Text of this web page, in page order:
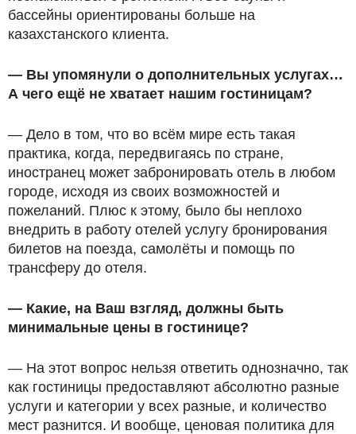
бассейны ориентированы больше на
казахстанского клиента.
— Вы упомянули о дополнительных услугах…
А чего ещё не хватает нашим гостиницам?
— Дело в том, что во всём мире есть такая
практика, когда, передвигаясь по стране,
иностранец может забронировать отель в любом
городе, исходя из своих возможностей и
пожеланий. Плюс к этому, было бы неплохо
внедрить в работу отелей услугу бронирования
билетов на поезда, самолёты и помощь по
трансферу до отеля.
— Какие, на Ваш взгляд, должны быть
минимальные цены в гостинице?
— На этот вопрос нельзя ответить однозначно, так
как гостиницы предоставляют абсолютно разные
услуги и категории у всех разные, и количество
мест разнится. И вообще, ценовая политика для